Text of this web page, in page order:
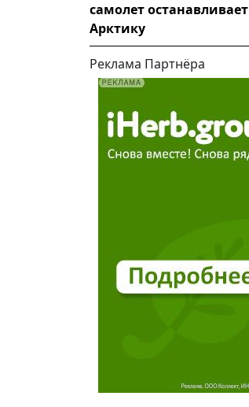
самолет останавливает
Арктику
Реклама Партнёра